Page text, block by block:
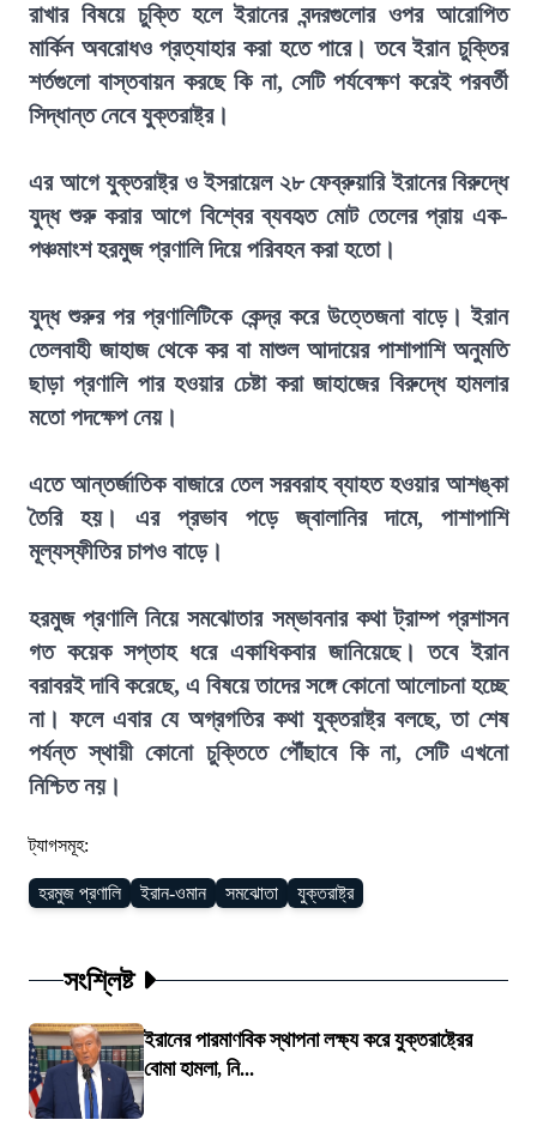
রাখার বিষয়ে চুক্তি হলে ইরানের বন্দরগুলোর ওপর আরোপিত
মার্কিন অবরোধও প্রত্যাহার করা হতে পারে। তবে ইরান চুক্তির
শর্তগুলো বাস্তবায়ন করছে কি না, সেটি পর্যবেক্ষণ করেই পরবর্তী
সিদ্ধান্ত নেবে যুক্তরাষ্ট্র।
এর আগে যুক্তরাষ্ট্র ও ইসরায়েল ২৮ ফেব্রুয়ারি ইরানের বিরুদ্ধে
যুদ্ধ শুরু করার আগে বিশ্বের ব্যবহৃত মোট তেলের প্রায় এক-
পঞ্চমাংশ হরমুজ প্রণালি দিয়ে পরিবহন করা হতো।
যুদ্ধ শুরুর পর প্রণালিটিকে কেন্দ্র করে উত্তেজনা বাড়ে। ইরান
তেলবাহী জাহাজ থেকে কর বা মাশুল আদায়ের পাশাপাশি অনুমতি
ছাড়া প্রণালি পার হওয়ার চেষ্টা করা জাহাজের বিরুদ্ধে হামলার
মতো পদক্ষেপ নেয়।
এতে আন্তর্জাতিক বাজারে তেল সরবরাহ ব্যাহত হওয়ার আশঙ্কা
তৈরি হয়। এর প্রভাব পড়ে জ্বালানির দামে, পাশাপাশি
মূল্যস্ফীতির চাপও বাড়ে।
হরমুজ প্রণালি নিয়ে সমঝোতার সম্ভাবনার কথা ট্রাম্প প্রশাসন
গত কয়েক সপ্তাহ ধরে একাধিকবার জানিয়েছে। তবে ইরান
বরাবরই দাবি করেছে, এ বিষয়ে তাদের সঙ্গে কোনো আলোচনা হচ্ছে
না। ফলে এবার যে অগ্রগতির কথা যুক্তরাষ্ট্র বলছে, তা শেষ
পর্যন্ত স্থায়ী কোনো চুক্তিতে পৌঁছাবে কি না, সেটি এখনো
নিশ্চিত নয়।
ট্যাগসমূহ:
হরমুজ প্রণালি ইরান-ওমান সমঝোতা যুক্তরাষ্ট্র
সংশ্লিষ্ট
ইরানের পারমাণবিক স্থাপনা লক্ষ্য করে যুক্তরাষ্ট্রের
বোমা হামলা, নি...